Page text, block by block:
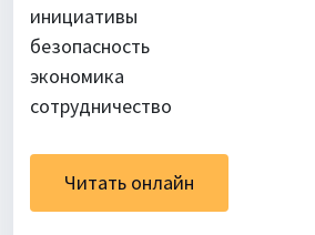
инициативы
безопасность
экономика
сотрудничество
Читать онлайн